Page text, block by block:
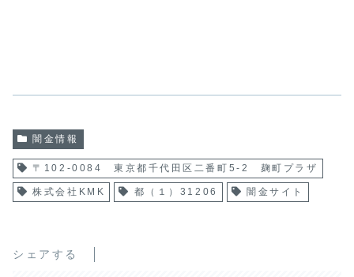
闇金情報
〒102-0084 東京都千代田区二番町5-2 麹町プラザ
株式会社KMK 都（１）31206 闇金サイト
シェアする